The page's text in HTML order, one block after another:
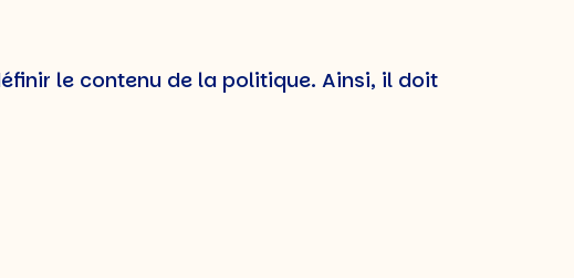
le contenu de la politique. Ainsi, il doit